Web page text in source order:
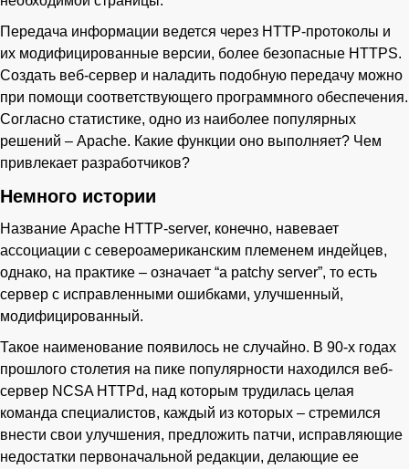
Передача информации ведется через HTTP-протоколы и
их модифицированные версии, более безопасные HTTPS.
Создать веб-сервер и наладить подобную передачу можно
при помощи соответствующего программного обеспечения.
Согласно статистике, одно из наиболее популярных
решений – Apache. Какие функции оно выполняет? Чем
привлекает разработчиков?
Немного истории
Название Apache HTTP-server, конечно, навевает
ассоциации с североамериканским племенем индейцев,
однако, на практике – означает “a patchy server”, то есть
сервер с исправленными ошибками, улучшенный,
модифицированный.
Такое наименование появилось не случайно. В 90-х годах
прошлого столетия на пике популярности находился веб-
сервер NCSA HTTPd, над которым трудилась целая
команда специалистов, каждый из которых – стремился
внести свои улучшения, предложить патчи, исправляющие
недостатки первоначальной редакции, делающие ее